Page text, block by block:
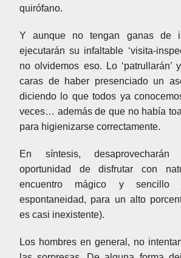
quirófano.
Y aunque no tengan ganas de
ejecutarán su infaltable ‘visita-
no olvidemos eso. Lo ‘patrullarán’
caras de haber presenciado un
diciendo lo que todos ya
veces… además de que no había
para higienizarse correctamente.
En síntesis,
oportunidad de disfrutar con
encuentro mágico y
espontaneidad, para un alto
es casi inexistente).
Los hombres en general, no